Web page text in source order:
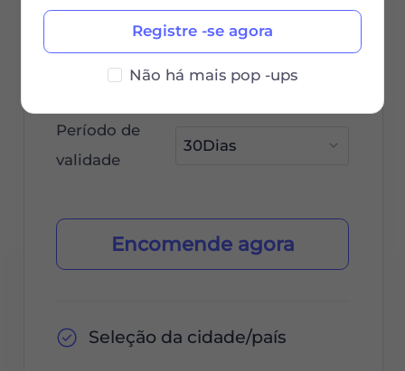
0.85 /GB
$85 / 30Dias
Período de
validade
Encomende agora
Seleção da cidade/país
Registre -se agora
Não há mais pop -ups